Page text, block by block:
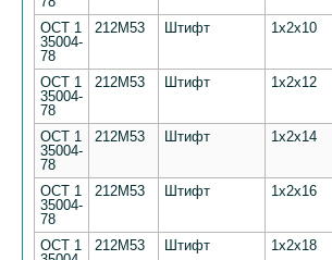
ОСТ 1
35004-
78
212М53 Штифт 1х2х10
ОСТ 1
35004-
78
212М53 Штифт 1х2х12
ОСТ 1
35004-
78
212М53 Штифт 1х2х14
ОСТ 1
35004-
78
212М53 Штифт 1х2х16
ОСТ 1
212М53 Штифт 1х2х18